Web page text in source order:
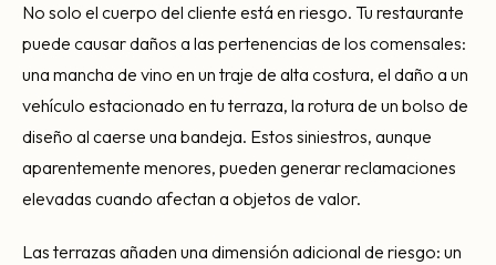
No solo el cuerpo del cliente está en riesgo. Tu restaurante
puede causar daños a las pertenencias de los comensales:
una mancha de vino en un traje de alta costura, el daño a un
vehículo estacionado en tu terraza, la rotura de un bolso de
diseño al caerse una bandeja. Estos siniestros, aunque
aparentemente menores, pueden generar reclamaciones
elevadas cuando afectan a objetos de valor.
Las terrazas añaden una dimensión adicional de riesgo: un